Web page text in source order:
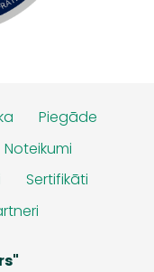
Piegāde
Noteikumi
Sertifikāti